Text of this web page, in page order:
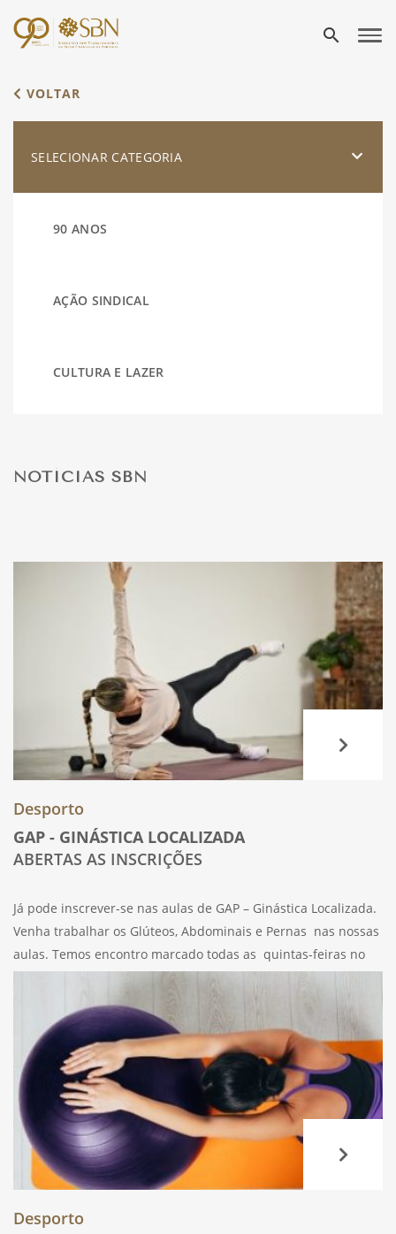
search
VOLTAR
SELECIONAR CATEGORIA
90 ANOS
AÇÃO SINDICAL
CULTURA E LAZER
NOTÍCIAS SBN
Desporto
GAP - GINÁSTICA LOCALIZADA
ABERTAS AS INSCRIÇÕES
Já pode inscrever-se nas aulas de GAP – Ginástica Localizada.
Venha trabalhar os Glúteos, Abdominais e Pernas nas nossas
aulas. Temos encontro marcado todas as quintas-feiras no
Auditório SBN SAMS, às 18h. As aulas tem a duração de 50
Desporto